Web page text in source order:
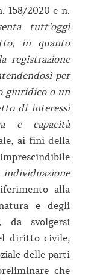
158/2020 e n.
tutt’oggi
in quanto
registrazione
per
giuridico o un
di interessi
e capacità
ai fini della
alla
e degli
da svolgersi
diritto civile,
delle parti
che